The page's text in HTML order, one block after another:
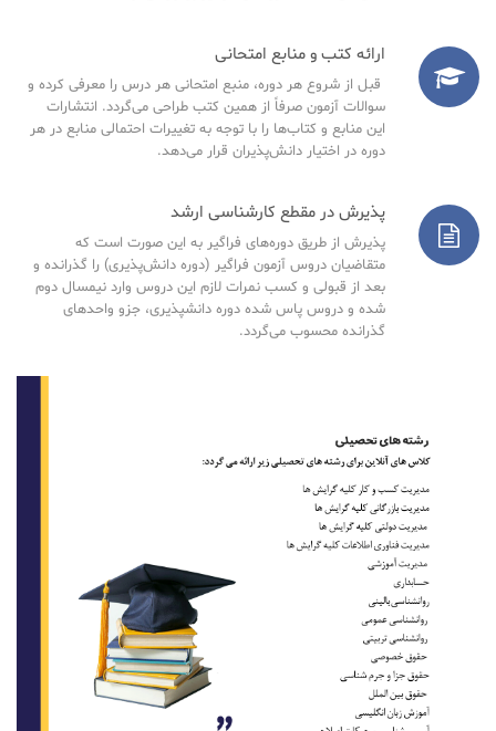
ارائه کتب و منابع امتحانی
قبل از شروع هر دوره، منبع امتحانی هر درس را معرفی کرده و
سوالات آزمون صرفاً از همین کتب طراحی می‌گردد. انتشارات
این منابع و کتاب‌ها را با توجه به تغییرات احتمالی منابع در هر
دوره در اختیار دانش‌پذیران قرار می‌دهد.
پذیرش در مقطع کارشناسی ارشد
پذیرش از طریق دوره‌های فراگیر به این صورت است که
متقاضیان دروس آزمون فراگیر (دوره دانش‌پذیری) را گذرانده و
بعد از قبولی و کسب نمرات لازم این دروس وارد نیمسال دوم
شده و دروس پاس شده دوره دانشپذیری، جزو واحدهای
گذرانده محسوب می‌گردد.